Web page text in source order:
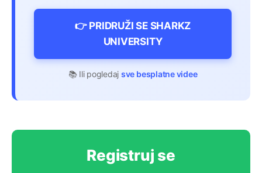
👉 PRIDRUŽI SE SHARKZ
UNIVERSITY
📚 Ili pogledaj sve besplatne videe
Registruj se